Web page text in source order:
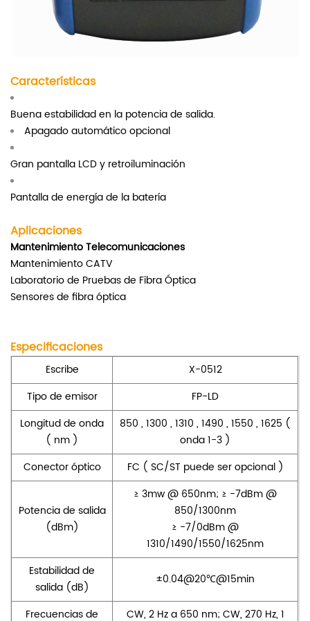
Características
Buena estabilidad en la potencia de salida.
Apagado automático opcional
Gran pantalla LCD y retroiluminación
Pantalla de energía de la batería
Aplicaciones
Mantenimiento Telecomunicaciones
Mantenimiento CATV
Laboratorio de Pruebas de Fibra Óptica
Sensores de fibra óptica
Especificaciones
Escribe
X-0512
Tipo de emisor
FP-LD
Longitud de onda
( nm )
850 , 1300 , 1310 , 1490 , 1550 , 1625 (
onda 1-3 )
Conector óptico
FC ( SC/ST puede ser opcional )
Potencia de salida
(dBm)
≥ 3mw @ 650nm; ≥ -7dBm @
850/1300nm
≥ -7/0dBm @
1310/1490/1550/1625nm
Estabilidad de
salida (dB)
±0.04@20℃@15min
Frecuencias de CW, 2 Hz a 650 nm; CW, 270 Hz, 1